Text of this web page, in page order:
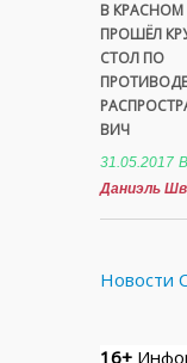
В КРАСНОМ
ПРОШЁЛ
СТОЛ ПО
ВИЧ
31.05.2017
Даниэль
Новости
16+